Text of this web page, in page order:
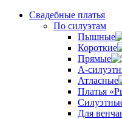
Свадебные платья
По силуэтам
Пышные
Короткие
Прямые
А-
Атласные
Платья
Для